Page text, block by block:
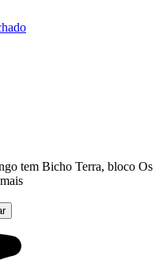
tem Bicho Terra, bloco Os